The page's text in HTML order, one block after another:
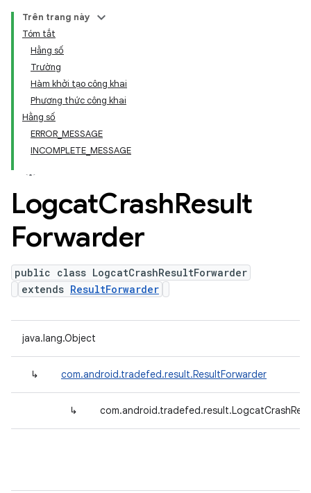
Trên trang này
Tóm tắt
Hằng số
Trường
Hàm khởi tạo công khai
Phương thức công khai
Hằng số
ERROR_MESSAGE
INCOMPLETE_MESSAGE
LogcatCrashResult
Forwarder
public class LogcatCrashResultForwarder
extends ResultForwarder
java.lang.Object
↳ com.android.tradefed.result.ResultForwarder
↳